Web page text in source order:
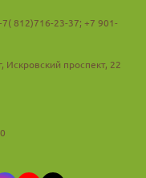
812)716-23-37; +7 901-
Искровский проспект, 22